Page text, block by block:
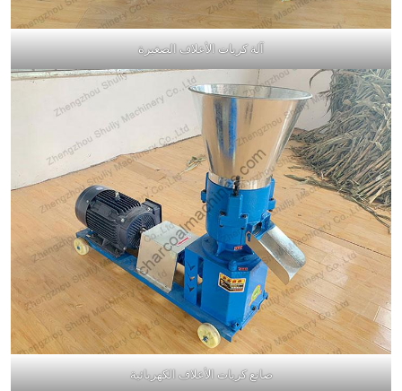
آلة كريات الأعلاف الصغيرة
صانع كريات الأعلاف الكهربائية